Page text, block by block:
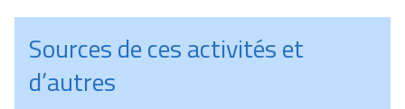
Sources de ces activités et
d’autres